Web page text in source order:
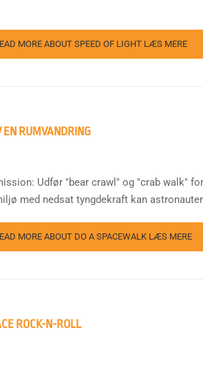
MORE ABOUT SPEED OF LIGHT LÆS MERE
EN RUMVANDRING
Udfør "bear crawl" og "crab walk"
med nedsat tyngdekraft kan
MORE ABOUT DO A SPACEWALK LÆS MERE
ROCK-N-ROLL